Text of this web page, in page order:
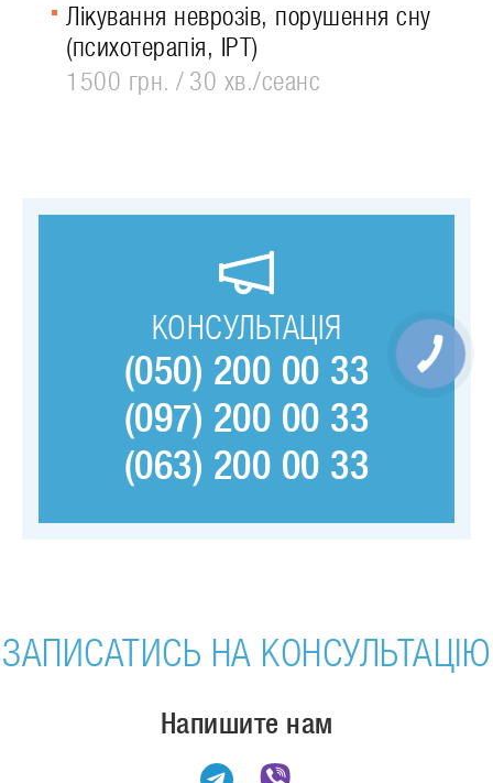
Лікування неврозів, порушення сну
(психотерапія, ІРТ)
1500 грн.
30 хв./сеанс
КОНСУЛЬТАЦІЯ
(050) 200 00 33
(097) 200 00 33
(063) 200 00 33
ЗАПИСАТИСЬ НА КОНСУЛЬТАЦІЮ
Напишите нам